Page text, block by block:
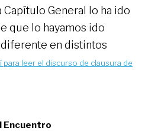
Capítulo General lo ha ido
que lo hayamos ido
en distintos
para leer el discurso de clausura de
Encuentro